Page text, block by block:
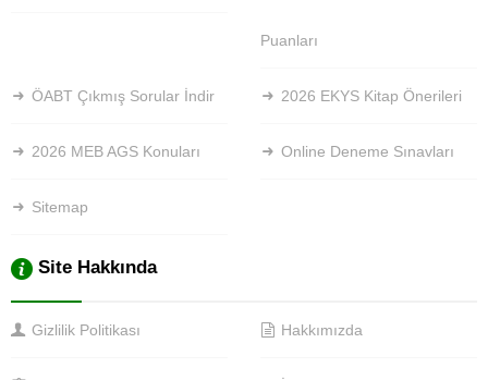
Puanları
ÖABT Çıkmış Sorular İndir 2026 EKYS Kitap Önerileri
2026 MEB AGS Konuları Online Deneme Sınavları
Sitemap
Site Hakkında
Gizlilik Politikası Hakkımızda